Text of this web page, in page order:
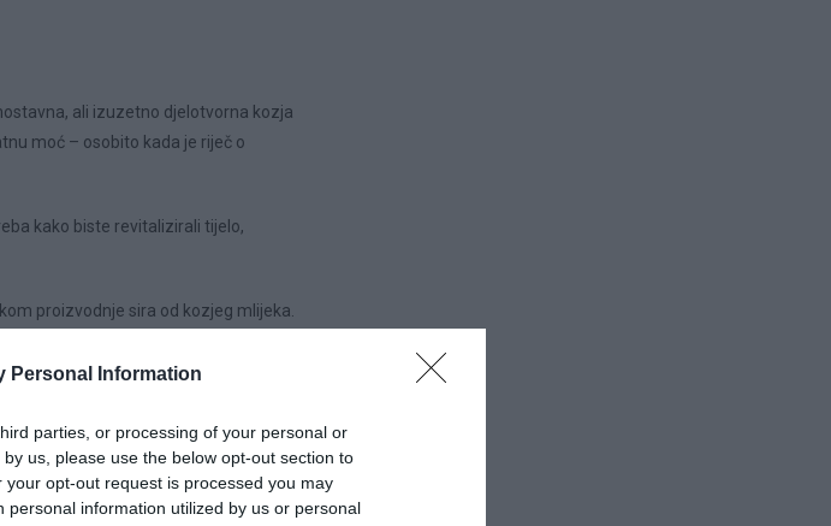
Personal Information
parties, or processing of your personal or
us, please use the below opt-out section to
opt-out request is processed you may
information utilized by us or personal
ali izuzetno djelotvorna kozja
moć – osobito kada je riječ o
kako biste revitalizirali tijelo,
proizvodnje sira od kozjeg mlijeka.